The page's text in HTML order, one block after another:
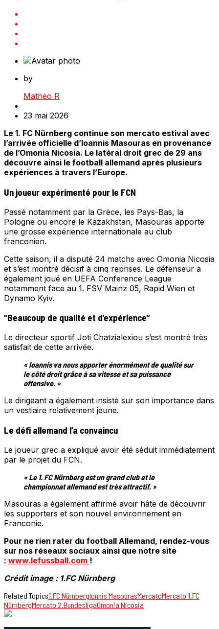
by
Matheo R
23 mai 2026
Le 1. FC Nürnberg continue son mercato estival avec
l’arrivée officielle d’Ioannis Masouras en provenance
de l’Omonia Nicosia. Le latéral droit grec de 29 ans
découvre ainsi le football allemand après plusieurs
expériences à travers l’Europe.
Un joueur expérimenté pour le FCN
Passé notamment par la Grèce, les Pays-Bas, la
Pologne ou encore le Kazakhstan, Masouras apporte
une grosse expérience internationale au club
franconien.
Cette saison, il a disputé 24 matchs avec Omonia Nicosia
et s’est montré décisif à cinq reprises. Le défenseur a
également joué en UEFA Conference League
notamment face au 1. FSV Mainz 05, Rapid Wien et
Dynamo Kyiv.
“Beaucoup de qualité et d’expérience”
Le directeur sportif Joti Chatzialexiou s’est montré très
satisfait de cette arrivée.
« Ioannis va nous apporter énormément de qualité sur
le côté droit grâce à sa vitesse et sa puissance
offensive. »
Le dirigeant a également insisté sur son importance dans
un vestiaire relativement jeune.
Le défi allemand l’a convaincu
Le joueur grec a expliqué avoir été séduit immédiatement
par le projet du FCN.
« Le 1. FC Nürnberg est un grand club et le
championnat allemand est très attractif. »
Masouras a également affirmé avoir hâte de découvrir
les supporters et son nouvel environnement en
Franconie.
Pour ne rien rater du football Allemand, rendez-vous
sur nos réseaux sociaux ainsi que notre site
: www.lefussball.com !
Crédit image : 1.FC Nürnberg
Related Topics1.FC NürnbergIonnis MasourasMercatoMercato 1.FC
NürnbergMercato 2.BundesligaOmonia Nicosia